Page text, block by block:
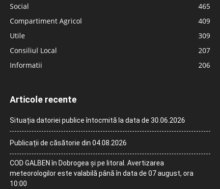
Social
465
Compartiment Agricol
409
Utile
309
Consiliul Local
207
Informatii
206
Articole recente
Situația datoriei publice întocmită la data de 30.06.2026
Publicații de căsătorie din 04.08.2026
COD GALBEN în Dobrogea și pe litoral. Avertizarea
meteorologilor este valabilă până în data de 07 august, ora
10:00